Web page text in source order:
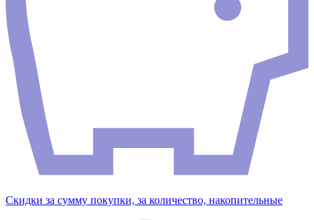
Скидки за сумму покупки, за количество, накопительные